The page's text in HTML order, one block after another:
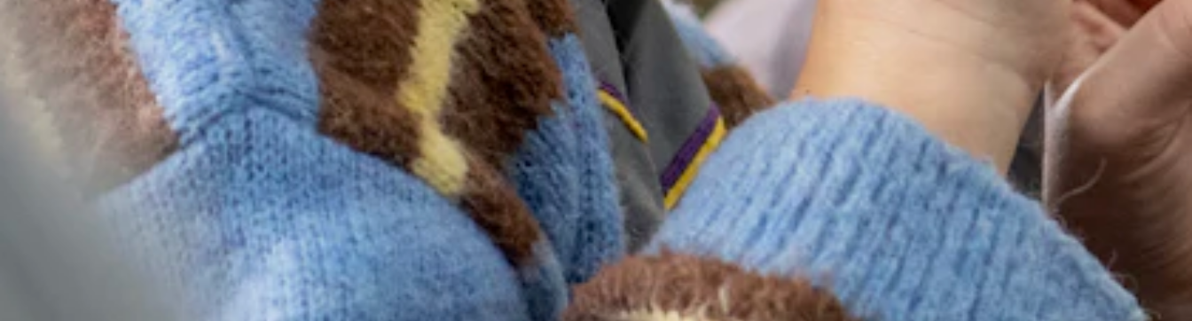
Communicatie- en persmedewerkers
WAT WAT-partners
Makers van jeugdinfo
Hou me op de hoogte